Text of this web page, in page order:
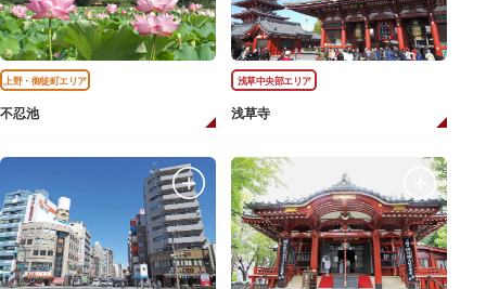
上野・御徒町エリア
不忍池
浅草中央部エリア
浅草寺